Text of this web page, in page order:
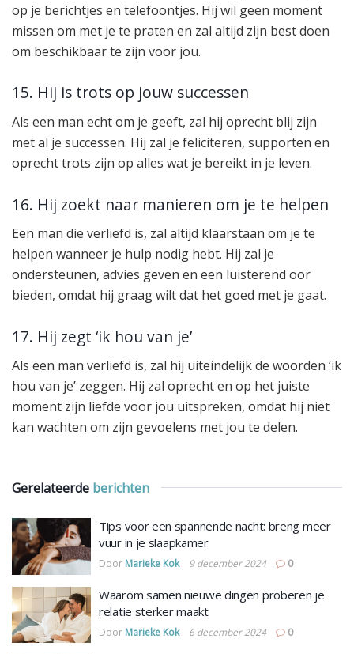
op je berichtjes en telefoontjes. Hij wil geen moment
missen om met je te praten en zal altijd zijn best doen
om beschikbaar te zijn voor jou.
15. Hij is trots op jouw successen
Als een man echt om je geeft, zal hij oprecht blij zijn
met al je successen. Hij zal je feliciteren, supporten en
oprecht trots zijn op alles wat je bereikt in je leven.
16. Hij zoekt naar manieren om je te helpen
Een man die verliefd is, zal altijd klaarstaan om je te
helpen wanneer je hulp nodig hebt. Hij zal je
ondersteunen, advies geven en een luisterend oor
bieden, omdat hij graag wilt dat het goed met je gaat.
17. Hij zegt ‘ik hou van je’
Als een man verliefd is, zal hij uiteindelijk de woorden ‘ik
hou van je’ zeggen. Hij zal oprecht en op het juiste
moment zijn liefde voor jou uitspreken, omdat hij niet
kan wachten om zijn gevoelens met jou te delen.
Gerelateerde berichten
Tips voor een spannende nacht: breng meer
vuur in je slaapkamer
Door Marieke Kok 9 december 2024 0
Waarom samen nieuwe dingen proberen je
relatie sterker maakt
Door Marieke Kok 6 december 2024 0